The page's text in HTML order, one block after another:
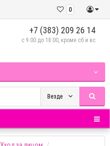
0
+7 (383) 209 26 14
c 9:00 до 18:00, кроме сб и вс
Везде